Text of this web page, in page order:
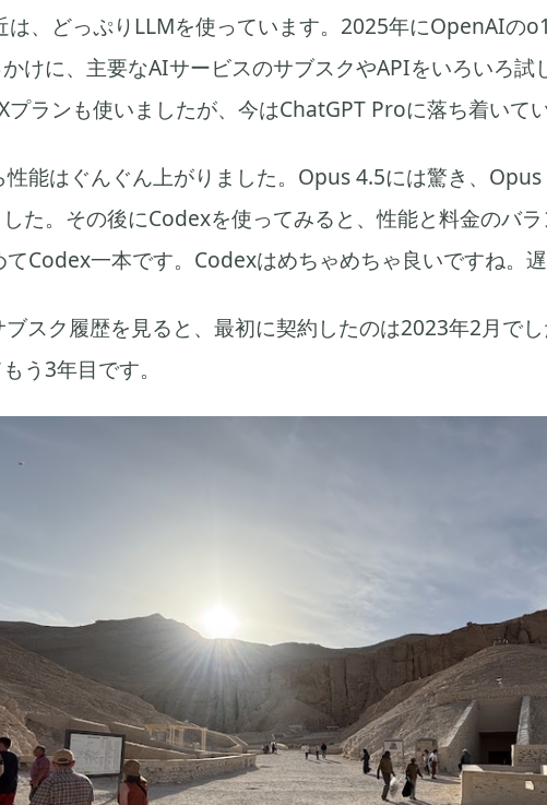
は、どっぷりLLMを使っています。2025年にOpenAIの
けに、主要なAIサービスのサブスクやAPIをいろいろ試
ランも使いましたが、今はChatGPT Proに落ち着いてい
能はぐんぐん上がりました。Opus 4.5には驚き、
た。その後にCodexを使ってみると、性能と料金のバ
Codex一本です。Codexはめちゃめちゃ良いですね。遅
スク履歴を見ると、最初に契約したのは2023年2月で
う3年目です。